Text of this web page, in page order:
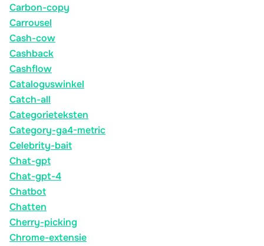
Carbon-copy
Carrousel
Cash-cow
Cashback
Cashflow
Cataloguswinkel
Catch-all
Categorieteksten
Category-ga4-metric
Celebrity-bait
Chat-gpt
Chat-gpt-4
Chatbot
Chatten
Cherry-picking
Chrome-extensie